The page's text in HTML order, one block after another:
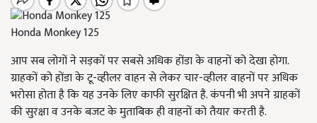
Honda Monkey 125
आप सब लोगों ने सड़कों पर सबसे अधिक होंडा के वाहनों को देखा होगा.
ग्राहकों को होंडा के टू-व्हीलर वाहन से लेकर चार-व्हीलर वाहनों पर अधिक
भरोसा होता है कि यह उनके लिए काफी सुरक्षित है. कंपनी भी अपने ग्राहकों
की सुरक्षा व उनके बजट के मुताबिक ही वाहनों को तैयार करती है.